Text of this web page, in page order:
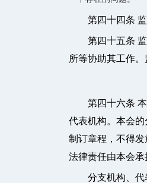
第四十四条
第四十五条
所等协助其工作
第四十六条
代表机构。本会
制订章程，不得
法律责任由本会承
分支机构、